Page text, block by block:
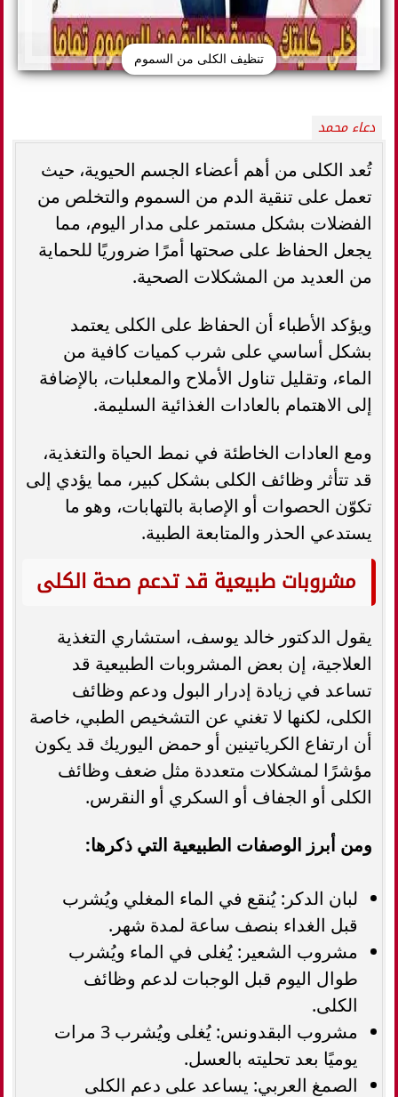
تنظيف الكلى من السموم
دعاء محمد
تُعد الكلى من أهم أعضاء الجسم الحيوية، حيث
تعمل على تنقية الدم من السموم والتخلص من
الفضلات بشكل مستمر على مدار اليوم، مما
يجعل الحفاظ على صحتها أمرًا ضروريًا للحماية
من العديد من المشكلات الصحية.
ويؤكد الأطباء أن الحفاظ على الكلى يعتمد
بشكل أساسي على شرب كميات كافية من
الماء، وتقليل تناول الأملاح والمعلبات، بالإضافة
إلى الاهتمام بالعادات الغذائية السليمة.
ومع العادات الخاطئة في نمط الحياة والتغذية،
قد تتأثر وظائف الكلى بشكل كبير، مما يؤدي إلى
تكوّن الحصوات أو الإصابة بالتهابات، وهو ما
يستدعي الحذر والمتابعة الطبية.
مشروبات طبيعية قد تدعم صحة الكلى
يقول الدكتور خالد يوسف، استشاري التغذية
العلاجية، إن بعض المشروبات الطبيعية قد
تساعد في زيادة إدرار البول ودعم وظائف
الكلى، لكنها لا تغني عن التشخيص الطبي، خاصة
أن ارتفاع الكرياتينين أو حمض اليوريك قد يكون
مؤشرًا لمشكلات متعددة مثل ضعف وظائف
الكلى أو الجفاف أو السكري أو النقرس.
ومن أبرز الوصفات الطبيعية التي ذكرها:
لبان الدكر: يُنقع في الماء المغلي ويُشرب
قبل الغداء بنصف ساعة لمدة شهر.
مشروب الشعير: يُغلى في الماء ويُشرب
طوال اليوم قبل الوجبات لدعم وظائف
الكلى.
مشروب البقدونس: يُغلى ويُشرب 3 مرات
يوميًا بعد تحليته بالعسل.
الصمغ العربي: يساعد على دعم الكلى